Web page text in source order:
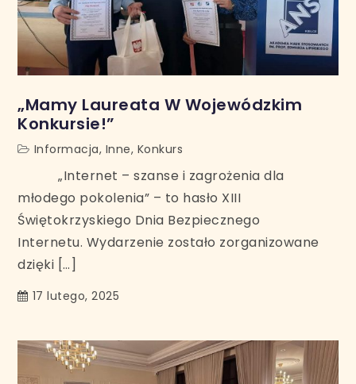
„Mamy Laureata W Wojewódzkim
Konkursie!”
Informacja, Inne, Konkurs
„Internet – szanse i zagrożenia dla
młodego pokolenia” – to hasło XIII
Świętokrzyskiego Dnia Bezpiecznego
Internetu. Wydarzenie zostało zorganizowane
dzięki […]
17 lutego, 2025